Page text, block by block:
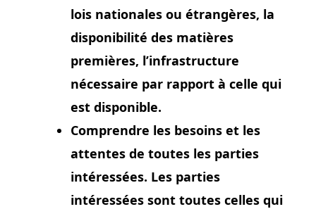
lois nationales ou étrangères, la
disponibilité des matières
premières, l’infrastructure
nécessaire par rapport à celle qui
est disponible.
Comprendre les besoins et les
attentes de toutes les parties
intéressées. Les parties
intéressées sont toutes celles qui